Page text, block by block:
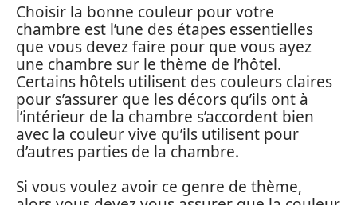
Choisir la bonne couleur pour votre
chambre est l’une des étapes essentielles
que vous devez faire pour que vous ayez
une chambre sur le thème de l’hôtel.
Certains hôtels utilisent des couleurs claires
pour s’assurer que les décors qu’ils ont à
l’intérieur de la chambre s’accordent bien
avec la couleur vive qu’ils utilisent pour
d’autres parties de la chambre.
Si vous voulez avoir ce genre de thème,